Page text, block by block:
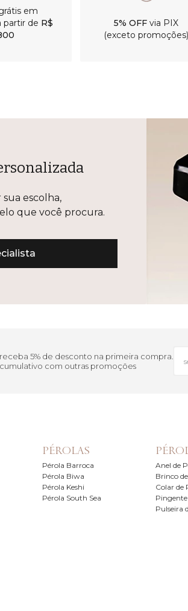
em
partir de R$
5% OFF via PIX
(exceto promoções)
escolha,
que você procura.
5% de desconto na primeira compra.
com outras promoções
PÉROLAS
Pérola Barroca
Pérola Biwa
Pérola Keshi
Pérola South Sea
Anel de
Brinco
Colar de
Pingente
Pulseira